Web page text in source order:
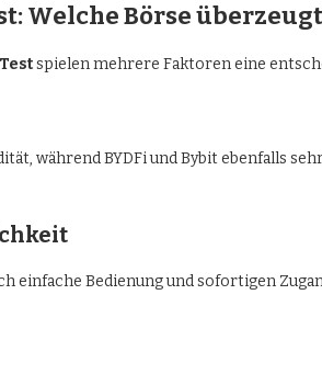
Welche Börse
spielen mehrere Faktoren eine
während BYDFi und Bybit ebenfalls
einfache Bedienung und sofortigen